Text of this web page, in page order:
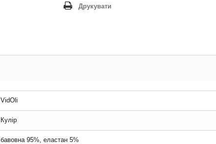
Друкувати
VidOli
Кулір
бавовна 95%, еластан 5%